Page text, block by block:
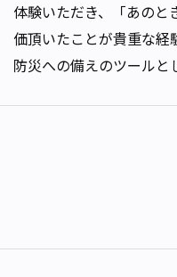
体験いただき、「あの
価頂いたことが貴重な経
防災への備えのツールと